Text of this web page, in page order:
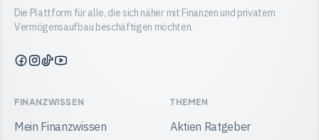
Die Plattform für alle, die sich näher mit Finanzen und privatem
Vermögensaufbau beschäftigen möchten.
Finanzwissen
Facebook
Finanzwissen
Instagram
Finanzwissen
TikTok
Finanzwissen
YouTube
FINANZWISSEN
Mein Finanzwissen
THEMEN
Aktien Ratgeber